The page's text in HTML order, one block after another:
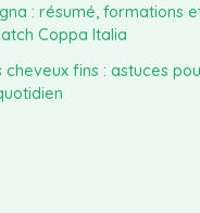
: résumé, formations
Coppa Italia
cheveux fins : astuces